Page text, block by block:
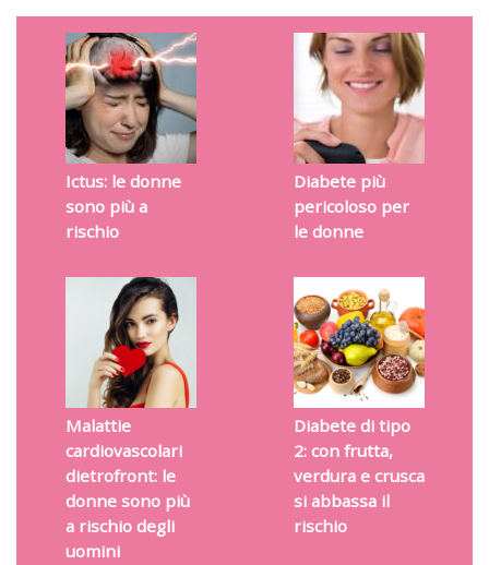
Ictus: le donne
sono più a
rischio
Diabete più
pericoloso per
le donne
Malattie
cardiovascolari
dietrofront: le
donne sono più
a rischio degli
uomini
Diabete di tipo
2: con frutta,
verdura e crusca
si abbassa il
rischio